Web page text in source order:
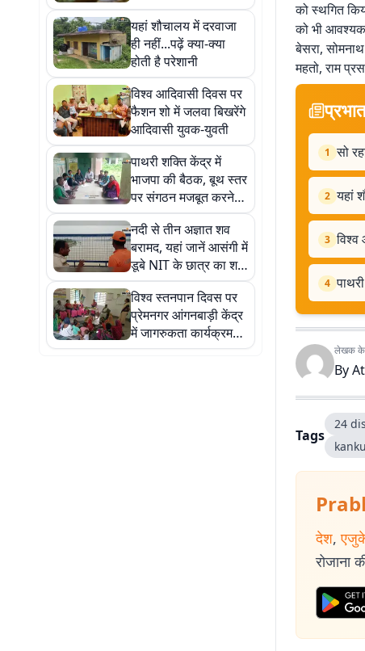
यहां शौचालय में दरवाजा
ही नहीं...पढ़ें क्या-क्या
होती है परेशानी
विश्व आदिवासी दिवस पर
फैशन शो में जलवा बिखरेंगे
आदिवासी युवक-युवती
पाथरी शक्ति केंद्र में
भाजपा की बैठक, बूथ स्तर
पर संगठन मजबूत करने
पर जोर
नदी से तीन अज्ञात शव
बरामद, यहां जानें आसंगी में
डूबे NIT के छात्र का शव
मिला या नहीं
विश्व स्तनपान दिवस पर
प्रेमनगर आंगनबाड़ी केंद्र
में जागरुकता कार्यक्रम
आयोजित
को स्थगित
को भी आवश्यक
बेसरा,
महतो, राम
1 सो
2 यहां
3
4
लेखक के
By
Tags
24
kanku
देश,
रोजाना